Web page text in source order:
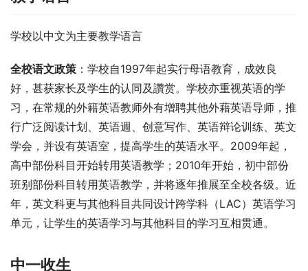
学校以中文为主要教学语言
全校语文政策 ：学校自1997年起实行母语教育，成效良
好，甚获家长及学生的认同及讚赏。学校亦重视英语的学
习，在常规的外籍英语教师外有增聘其他外藉英语导师，推
行广泛阅读计划、英语週、创意写作、英语辩论训练、英文
学会，并设有英语室，提高学生的英语水平。2009年起，
高中部份科目开始转用英语教学；2010年开始，初中部份
班别部份科目转用英语教学，并将逐年推展至全校各级。近
年，英文科更与其他科目共同设计跨学科（LAC）英语学习
单元，让学生的英语学习与其他科目的学习互相贯通。
中一收生